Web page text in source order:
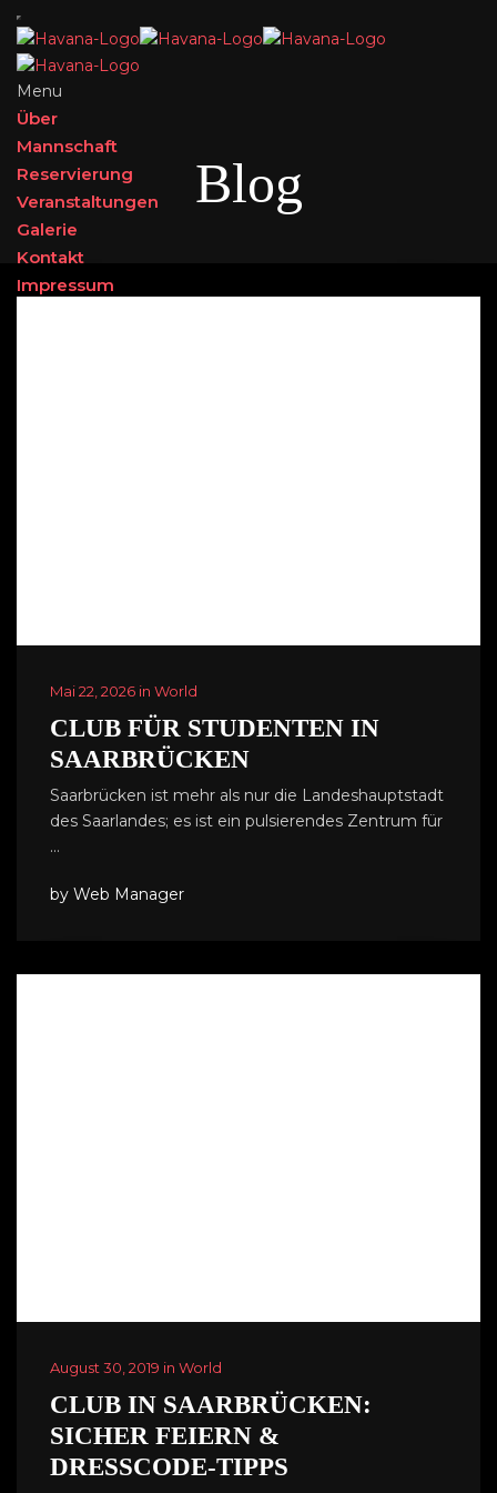
Menu
Über
Mannschaft
Reservierung
Veranstaltungen
Galerie
Kontakt
Impressum
Blog
Mai 22, 2026 in World
CLUB FÜR STUDENTEN IN
SAARBRÜCKEN
Saarbrücken ist mehr als nur die Landeshauptstadt
des Saarlandes; es ist ein pulsierendes Zentrum für
…
by Web Manager
August 30, 2019 in World
CLUB IN SAARBRÜCKEN:
SICHER FEIERN &
DRESSCODE-TIPPS